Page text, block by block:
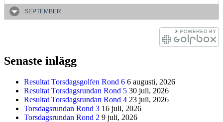
SEPTEMBER
Senaste inlägg
Resultat Torsdagsgolfen Rond 6 6 augusti, 2026
Resultat Torsdagsrundan Rond 5 30 juli, 2026
Resultat Torsdagsrundan Rond 4 23 juli, 2026
Torsdagsrundan Rond 3 16 juli, 2026
Torsdagsrundan Rond 2 9 juli, 2026